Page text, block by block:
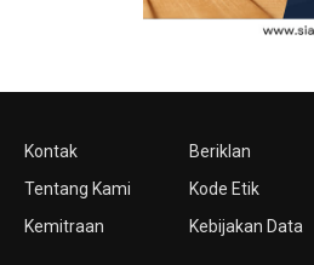
Kontak
Tentang Kami
Kemitraan
Beriklan
Kode Etik
Kebijakan Data